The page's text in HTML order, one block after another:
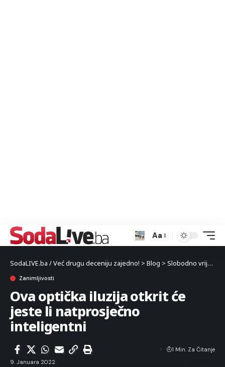
Aa
SodaLIVE.ba / Već drugu deceniju zajedno! > Blog > Slobodno vrijeme
Zanimljivosti
Ova optička iluzija otkrit će
jeste li natprosječno
inteligentni
9. Januara 2022.
1 Min. Za Čitanje